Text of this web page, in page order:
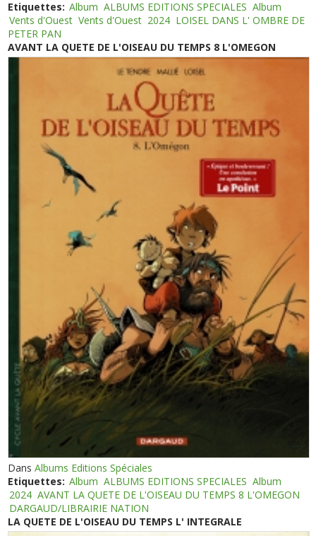
Etiquettes: Album ALBUMS EDITIONS SPECIALES Album
Vents d'Ouest Vents d'Ouest 2024 LOISEL DANS L' OMBRE DE
PETER PAN
AVANT LA QUETE DE L'OISEAU DU TEMPS 8 L'OMEGON
DansAlbums Editions Spéciales
Etiquettes: Album ALBUMS EDITIONS SPECIALES Album
2024 AVANT LA QUETE DE L'OISEAU DU TEMPS 8 L'OMEGON
DARGAUD/LIBRAIRIE NATION
LA QUETE DE L'OISEAU DU TEMPS L' INTEGRALE